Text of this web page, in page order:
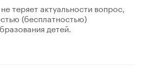
теряет актуальности вопрос,
(бесплатностью)
детей.